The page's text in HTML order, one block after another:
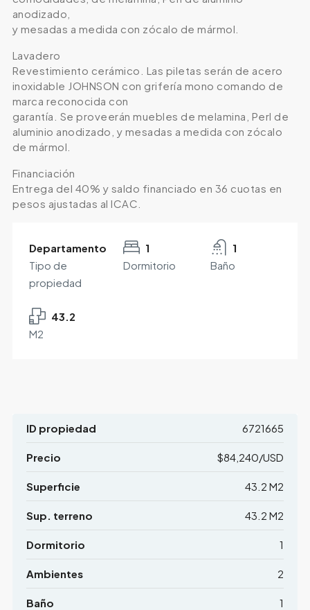
anodizado,
y mesadas a medida con zócalo de mármol.
Lavadero
Revestimiento cerámico. Las piletas serán de acero
inoxidable JOHNSON con grifería mono comando de
marca reconocida con
garantía. Se proveerán muebles de melamina, Perl de
aluminio anodizado, y mesadas a medida con zócalo
de mármol.
Financiación
Entrega del 40% y saldo financiado en 36 cuotas en
pesos ajustadas al ICAC.
Departamento
Tipo de
propiedad
1
Dormitorio
1
Baño
43.2
M2
ID propiedad 6721665
Precio $84,240/USD
Superficie 43.2 M2
Sup. terreno 43.2 M2
Dormitorio 1
Ambientes 2
Baño 1